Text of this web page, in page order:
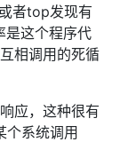
者top发现有
是这个程序代
相调用的死循
应，这种很有
个系统调用